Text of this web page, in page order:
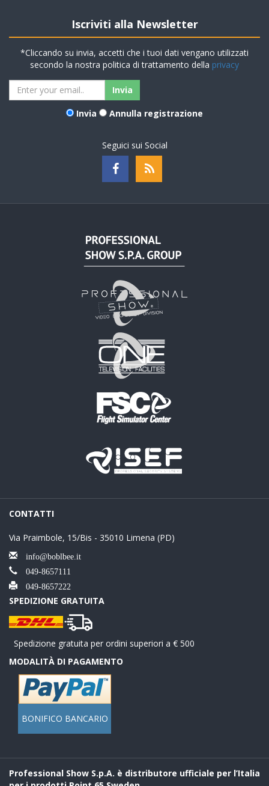
Iscriviti alla Newsletter
*Cliccando su invia, accetti che i tuoi dati vengano utilizzati
secondo la nostra politica di trattamento della privacy
Invia Annulla registrazione
Seguici sui Social
CONTATTI
Via Praimbole, 15/Bis - 35010 Limena (PD)
info@boblbee.it
049-8657111
049-8657222
SPEDIZIONE GRATUITA
Spedizione gratuita per ordini superiori a € 500
MODALITÀ DI PAGAMENTO
BONIFICO BANCARIO
Professional Show S.p.A. è distributore ufficiale per l’Italia